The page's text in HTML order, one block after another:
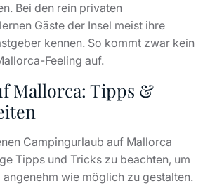
Bei den rein privaten
Gäste der Insel meist ihre
kennen. So kommt zwar kein
Feeling auf.
Mallorca: Tipps &
Campingurlaub auf Mallorca
Tipps und Tricks zu beachten, um
wie möglich zu gestalten.